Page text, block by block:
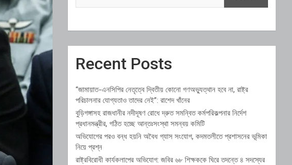
Recent Posts
“জামায়াত-এনসিপির নেতৃত্বে দ্বিতীয় কোনো গণঅভ্যুত্থান হবে না, রাষ্ট্র
পরিচালনার যোগ্যতাও তাদের নেই”: রাশেদ খাঁনের
বুড়িগঙ্গাসহ রাজধানীর নদীদূষণ রোধে দ্রুত সমন্বিত কর্মপরিকল্পনার নির্দেশ
প্রধানমন্ত্রীর, গঠিত হচ্ছে আন্তঃসংস্থা সমন্বয় কমিটি
অভিযোগের পরও বন্ধ হয়নি অবৈধ গ্যাস সংযোগ, কদমতলীতে প্রশাসনের ভূমিকা
নিয়ে প্রশ্ন
রাষ্ট্রবিরোধী কার্যকলাপের অভিযোগ: জবির ৬৮ শিক্ষককে ঘিরে তদন্তে ৪ সদস্যের